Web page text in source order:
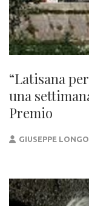
“Latisana
una
Premio
GIUSEPPE LONGO